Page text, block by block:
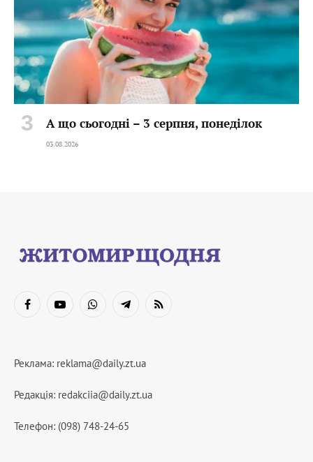
А що сьогодні – 3 серпня, понеділок
03.08.2026
FacebookYouTubeWhatsAppTelegramRSS
Реклама: reklama@daily.zt.ua
Редакція: redakciia@daily.zt.ua
Телефон: (098) 748-24-65